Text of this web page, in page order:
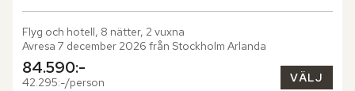
Flyg och hotell, 8 nätter, 2 vuxna
Avresa 7 december 2026 från Stockholm Arlanda
84.590:-
42.295:-/person VÄLJ